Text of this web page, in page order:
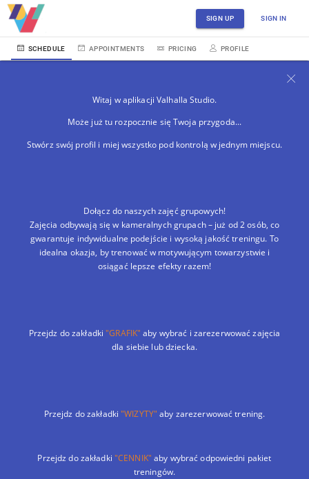
SIGN UP SIGN IN
SCHEDULE APPOINTMENTS PRICING PROFILE
Witaj w aplikacji Valhalla Studio.
Może już tu rozpocznie się Twoja przygoda...
Stwórz swój profil i miej wszystko pod kontrolą w jednym miejscu.
Dołącz do naszych zajęć grupowych!
Zajęcia odbywają się w kameralnych grupach – już od 2 osób, co
gwarantuje indywidualne podejście i wysoką jakość treningu. To
idealna okazja, by trenować w motywującym towarzystwie i
osiągać lepsze efekty razem!
Przejdz do zakładki "GRAFIK" aby wybrać i zarezerwować zajęcia
dla siebie lub dziecka.
Przejdz do zakładki"WIZYTY" aby zarezerwować trening.
Przejdz do zakładki "CENNIK" aby wybrać odpowiedni pakiet
treningów.